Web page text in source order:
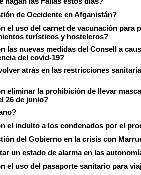
de Occidente en Afganistán?
el uso del carnet de vacunación para
turísticos y hosteleros?
las nuevas medidas del Consell a
del covid-19?
atrás en las restricciones
eliminar la prohibición de llevar
26 de junio?
el indulto a los condenados por el
del Gobierno en la crisis con
un estado de alarma en las
el uso del pasaporte sanitario para